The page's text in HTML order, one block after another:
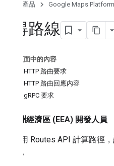
產品 Google Maps Platform
取得路線
這個頁面中的內容
範例：HTTP 路由要求
範例：HTTP 路由回應內容
範例：gRPC 要求
歐洲經濟區 (EEA) 開發人員
如要使用 Routes API 計算路徑
(gRPC)。